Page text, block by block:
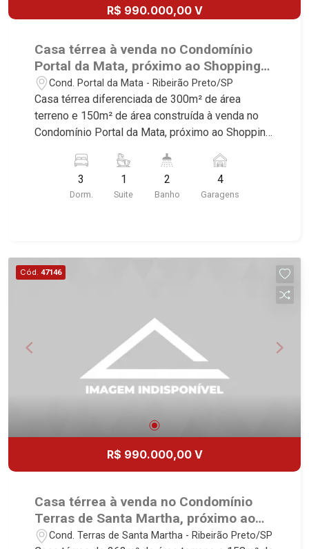
R$ 990.000,00 V
Casa térrea à venda no Condomínio
Portal da Mata, próximo ao Shopping
Iguatemi - Ribeirão Preto/SP
Cond. Portal da Mata - Ribeirão Preto/SP
Casa térrea diferenciada de 300m² de área
terreno e 150m² de área construída à venda no
Condomínio Portal da Mata, próximo ao Shopping
Preto/SP. Conheça as características deste
imóvel que a Martinelli Imobiliária selecionou
para você: - 300m² de área terreno e 150m² de
área de serviço planejadas - Varanda gourmet
com churrasqueira - Quintal - Jardim - 4 vagas
no mercado imobiliário desde 2000! Avenida
João Fiúsa, 1051 - Alto da Boa Vista | Ribeirão
3
Dorm.
1
Suite
2
Banho
4
Garagens
Cód. 47146
R$ 990.000,00 V
Casa térrea à venda no Condomínio
Terras de Santa Martha, próximo ao
Cenourão - Ribeirão Preto/SP.
Cond. Terras de Santa Martha - Ribeirão Preto/SP